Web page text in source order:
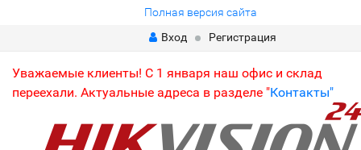
Полная версия сайта
Вход
Регистрация
Уважаемые клиенты! С 1 января наш офис и склад
переехали. Актуальные адреса в разделе "Контакты"